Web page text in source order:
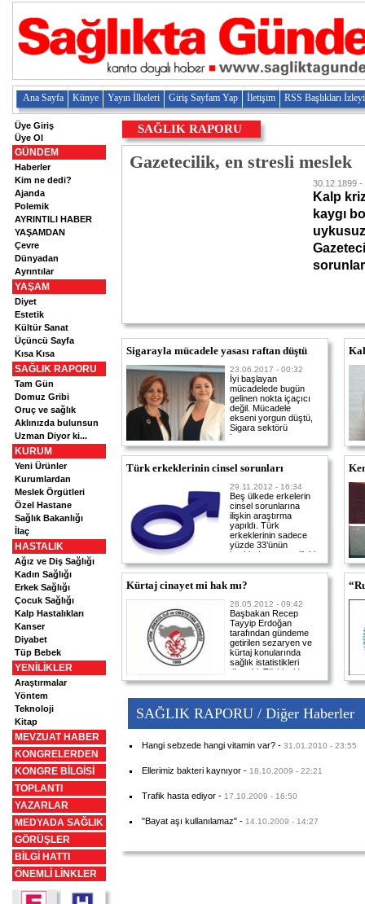
Ana Sayfa Künye Yayın İlkeleri Giriş Sayfam Yap İletişim RSS Başlıkları
Üye Giriş
Üye Ol
GÜNDEM
Haberler
Kim ne dedi?
Ajanda
Polemik
AYRINTILI HABER
YAŞAMDAN
Çevre
Dünyadan
Ayrıntılar
YAŞAM
Diyet
Estetik
Kültür Sanat
Üçüncü Sayfa
Kısa Kısa
SAĞLIK RAPORU
Tam Gün
Domuz Gribi
Oruç ve sağlık
Aklınızda bulunsun
Uzman Diyor ki...
KURUM
Yeni Ürünler
Kurumlardan
Meslek Örgütleri
Özel Hastane
Sağlık Bakanlığı
İlaç
HASTALIK
Ağız ve Diş Sağlığı
Kadın Sağlığı
Erkek Sağlığı
Çocuk Sağlığı
Kalp Hastalıkları
Kanser
Diyabet
Tüp Bebek
YENİLİKLER
Araştırmalar
Yöntem
Teknoloji
Kitap
MEVZUAT HABER
KONGRELERDEN
KONGRE BİLGİSİ
TOPLANTI
YAZARLAR
MEDYADA SAĞLIK
GÖRÜŞLER
BİLGİ HATTI
ÖNEMLİ LİNKLER
SAĞLIK RAPORU
Gazetecilik, en stresli meslek
30.12.1899 -
Kalp
kaygı
Sigarayla mücadele yasası raftan düştü
23.06.2017 - 00:32
İyi başlayan
mücadelede bugün
gelinen nokta içaçıcı
değil. Mücadele
ekseni yorgun düştü,
Sigara sektörü
bastırıyor.
Türk erkeklerinin cinsel sorunları
29.11.2012 - 16:34
Beş ülkede erkelerin
cinsel sorunlarına
ilişkin araştırma
yapıldı. Türk
erkeklerinin sadece
yüzde 33’ünün
isteklerine uygun ilişki
yaşadıkları belirlendi.
Kürtaj cinayet mi hak mı?
28.05.2012 - 09:42
Başbakan Recep
Tayyip Erdoğan
tarafından gündeme
getirilen sezaryen ve
kürtaj konularında
sağlık istatistikleri
diyor ki; Türkiye’de
sezaryenle doğum
Düşük nedeniyle
ölümlerin yüzde 99’u
kürtajın yasak olduğu
ülkelerde oluyor.
SAĞLIK RAPORU / Diğer Haberler
Hangi sebzede hangi vitamin var? - 31.01.2010 - 23:55
Ellerimiz bakteri kaynıyor - 18.10.2009 - 22:21
Trafik hasta ediyor - 17.10.2009 - 16:50
"Bayat aşı kullanılamaz" - 14.10.2009 - 14:27